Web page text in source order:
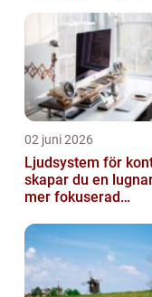
02 juni 2026
Ljudsystem för
skapar du en
mer fokuserad